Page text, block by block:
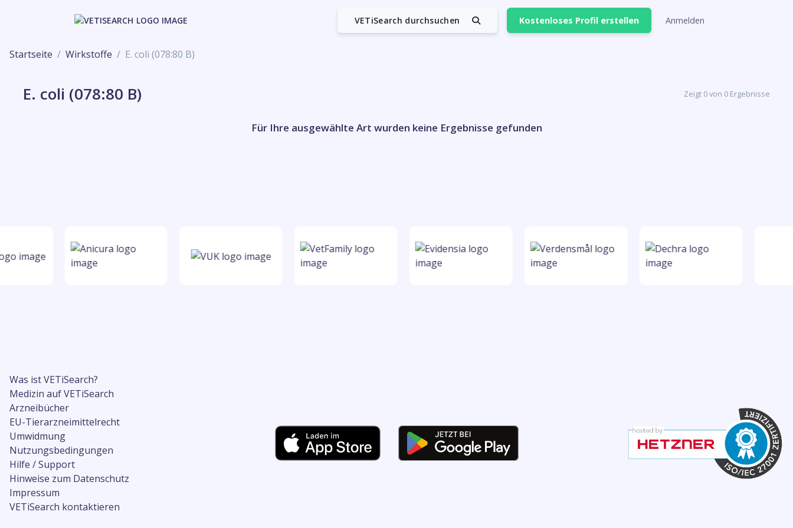
VETiSearch durchsuchen Kostenloses Profil erstellen Anmelden
Startseite Wirkstoffe E. coli (078:80 B)
E. coli (078:80 B) Zeigt 0 von 0 Ergebnisse
Für Ihre ausgewählte Art wurden keine Ergebnisse gefunden
Was ist VETiSearch?
Medizin auf VETiSearch
Arzneibücher
EU-Tierarzneimittelrecht
Umwidmung
Nutzungsbedingungen
Hilfe / Support
Hinweise zum Datenschutz
Impressum
VETiSearch kontaktieren